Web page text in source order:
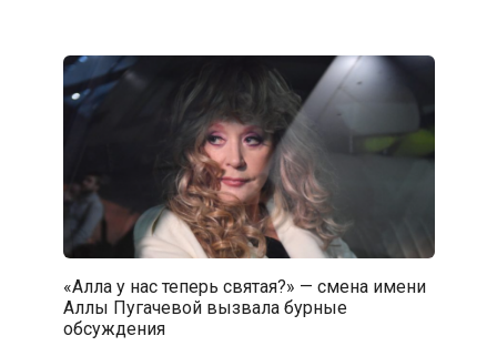
«Алла у нас теперь святая?» — смена имени
Аллы Пугачевой вызвала бурные
обсуждения